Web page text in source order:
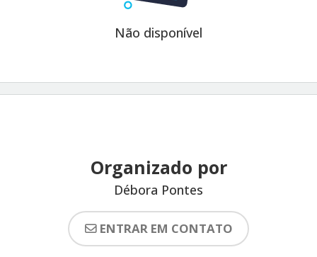
Não disponível
Organizado por
Débora Pontes
ENTRAR EM CONTATO